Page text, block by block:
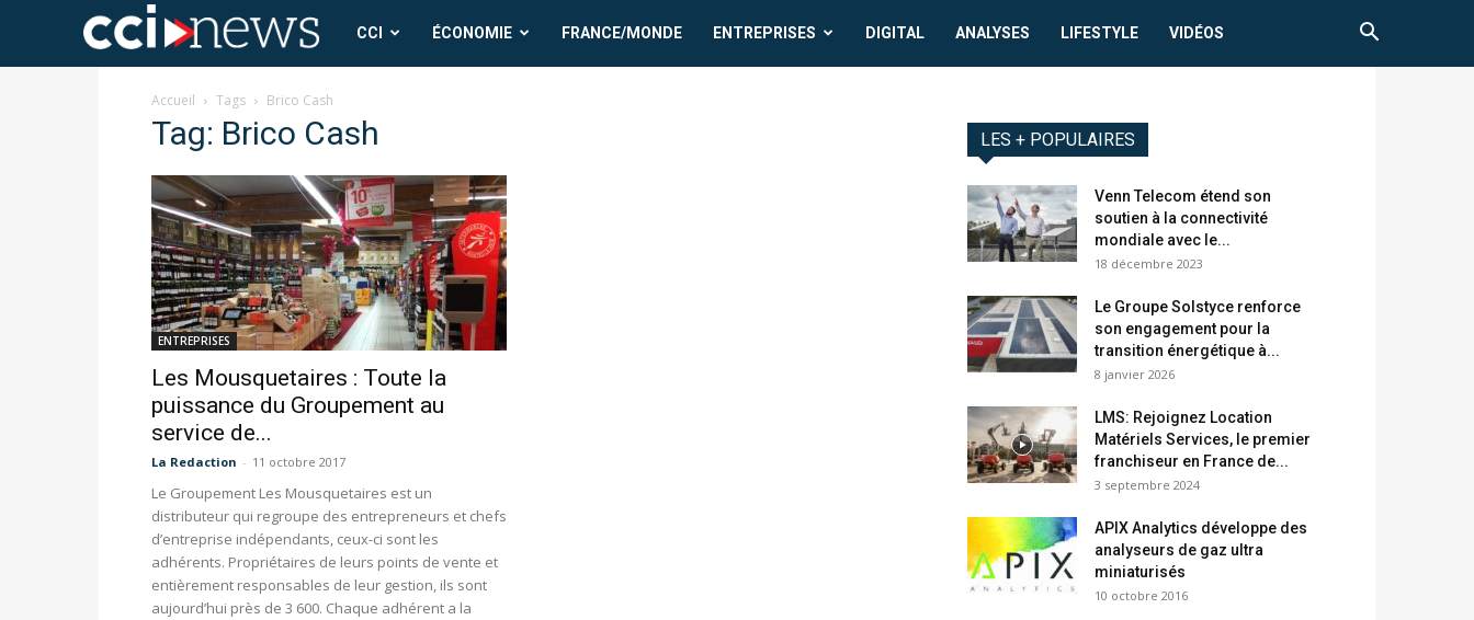
CCICCI ÉCONOMIE FRANCE/MONDE ENTREPRISES DIGITAL ANALYSES LIFESTYLE VIDÉOS
Accueil Tags Brico Cash
Tag: Brico Cash
ENTREPRISES
Les Mousquetaires : Toute la
puissance du Groupement au
service de...
La Redaction - 11 octobre 2017
Le Groupement Les Mousquetaires est un
distributeur qui regroupe des entrepreneurs et chefs
d’entreprise indépendants, ceux-ci sont les
adhérents. Propriétaires de leurs points de vente et
entièrement responsables de leur gestion, ils sont
aujourd’hui près de 3 600. Chaque adhérent a la
LES + POPULAIRES
Venn Telecom étend son
soutien à la connectivité
mondiale avec le...
18 décembre 2023
Le Groupe Solstyce renforce
son engagement pour la
transition énergétique à...
8 janvier 2026
LMS: Rejoignez Location
Matériels Services, le premier
franchiseur en France de...
3 septembre 2024
APIX Analytics développe des
analyseurs de gaz ultra
miniaturisés
10 octobre 2016